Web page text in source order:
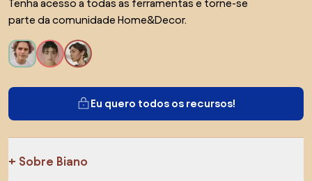
Tenha acesso a todas as ferramentas e torne-se
parte da comunidade Home&Decor.
Eu quero todos os recursos!
Sobre Biano